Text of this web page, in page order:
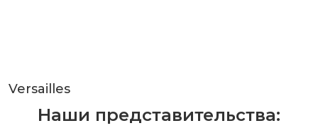
Versailles
Наши представительства: